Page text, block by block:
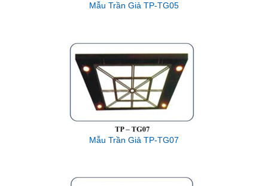
Mẫu Trần Giả TP-TG05
Mẫu Trần Giả TP-TG07